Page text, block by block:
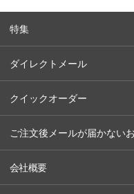
特集
ダイレクトメール
クイックオーダー
ご注文後メールが届かない
会社概要